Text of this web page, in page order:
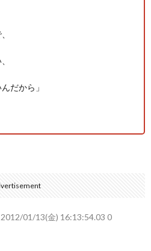
だから」
2012/01/13(金) 16:13:54.03 0